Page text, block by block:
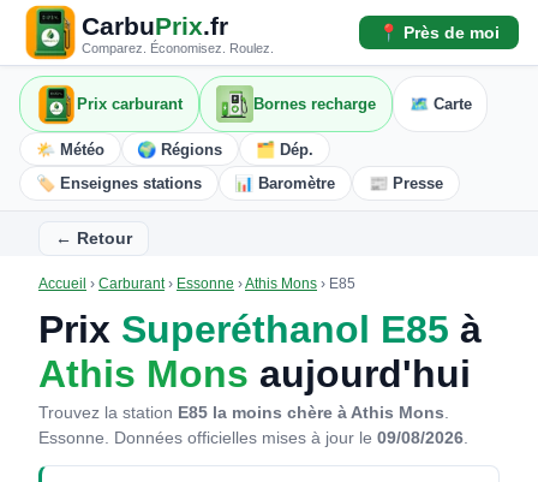
CarbuPrix.fr
Comparez. Économisez. Roulez.
📍 Près de moi
Prix carburant Bornes recharge 🗺️ Carte
🌤️ Météo 🌍 Régions
🗂️ Dép.
🏷️ Enseignes stations
📊 Baromètre 📰 Presse
← Retour
Accueil › Carburant› Essonne ›Athis Mons › E85
Prix Superéthanol E85 à
Athis Mons aujourd'hui
Trouvez la station E85 la moins chère à Athis Mons.
Essonne. Données officielles mises à jour le 09/08/2026.